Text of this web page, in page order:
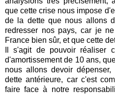
que cette crise nous impose
de la dette que nous allons
redresser nos pays, car je
France bien sûr, et que cette
Il s'agit de pouvoir réaliser
d'amortissement de 10 ans,
nous allons devoir
dette antérieure, car c'est
faire face à notre